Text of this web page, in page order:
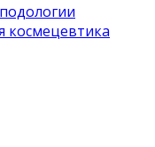
космецевтика